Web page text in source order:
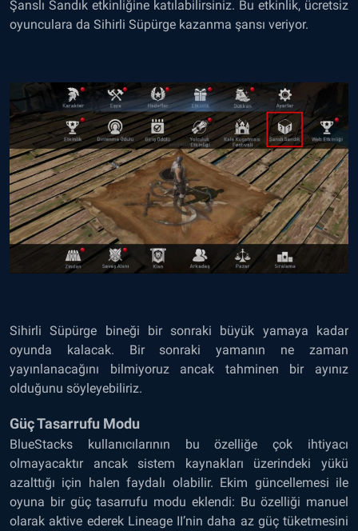
Şanslı Sandık etkinliğine katılabilirsiniz. Bu etkinlik, ücretsiz
oyunculara da Sihirli Süpürge kazanma şansı veriyor.
Sihirli Süpürge bineği bir sonraki büyük yamaya kadar
oyunda kalacak. Bir sonraki yamanın ne zaman
yayınlanacağını bilmiyoruz ancak tahminen bir ayınız
olduğunu söyleyebiliriz.
Güç Tasarrufu Modu
BlueStacks kullanıcılarının bu özelliğe çok ihtiyacı
olmayacaktır ancak sistem kaynakları üzerindeki yükü
azalttığı için halen faydalı olabilir. Ekim güncellemesi ile
oyuna bir güç tasarrufu modu eklendi: Bu özelliği manuel
olarak aktive ederek Lineage II’nin daha az güç tüketmesini